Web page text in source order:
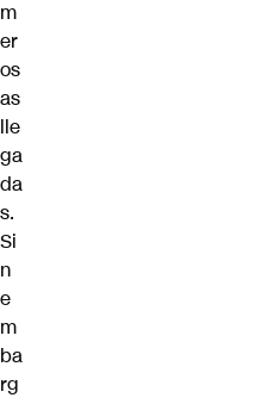
m
er
os
as
lle
ga
da
s.
Si
n
e
m
ba
rg